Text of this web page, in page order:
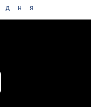
Video